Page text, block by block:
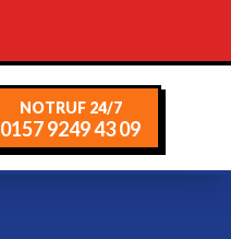
NOTRUF 24/7
0157 9249 43 09